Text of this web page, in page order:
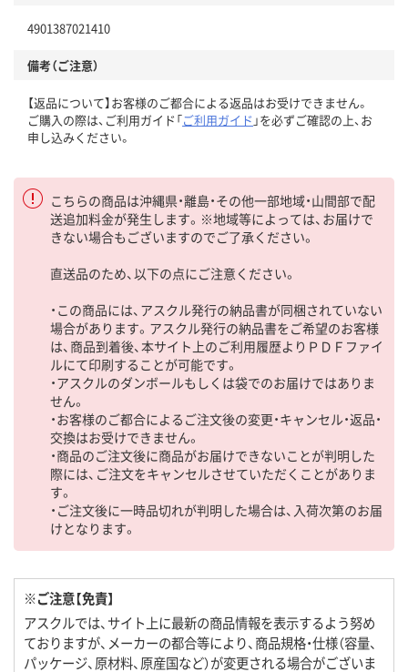
4901387021410
備考（ご注意）
【返品について】お客様のご都合による返品はお受けできません。
ご購入の際は、ご利用ガイド「ご利用ガイド 」を必ずご確認の上、お
申し込みください。
こちらの商品は沖縄県・離島・その他一部地域・山間部で配
送追加料金が発生します。※地域等によっては、お届けで
きない場合もございますのでご了承ください。
直送品のため、以下の点にご注意ください。
・この商品には、アスクル発行の納品書が同梱されていない
場合があります。アスクル発行の納品書をご希望のお客様
は、商品到着後、本サイト上のご利用履歴よりＰＤＦファイ
ルにて印刷することが可能です。
・アスクルのダンボールもしくは袋でのお届けではありま
せん。
・お客様のご都合によるご注文後の変更・キャンセル・返品・
交換はお受けできません。
・商品のご注文後に商品がお届けできないことが判明した
際には、ご注文をキャンセルさせていただくことがありま
す。
・ご注文後に一時品切れが判明した場合は、入荷次第のお届
けとなります。
※ご注意【免責】
アスクルでは、サイト上に最新の商品情報を表示するよう努め
ておりますが、メーカーの都合等により、商品規格・仕様（容量、
パッケージ、原材料、原産国など）が変更される場合がございま